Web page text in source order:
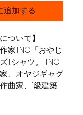
追加する
ついて】
家TNO「おやじ
Tシャツ。 TNO
、オヤジギャグ
曲家、1級建築